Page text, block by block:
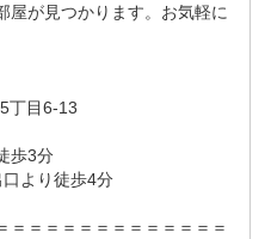
屋が見つかります。お気軽に
丁目6-13
歩3分
より徒歩4分
＝＝＝＝＝＝＝＝＝＝＝＝＝